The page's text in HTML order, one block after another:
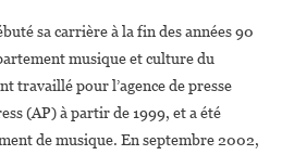
sa carrière à la fin des années 90
musique et culture du
travaillé pour l’agence de presse
(AP) à partir de 1999, et a été
de musique. En septembre 2002,